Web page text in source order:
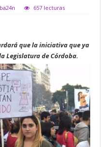
657 lecturas
que la iniciativa que ya
Legislatura de Córdoba.